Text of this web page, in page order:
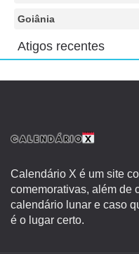
Goiânia
Atigos recentes
Calendário X é um site
comemorativas, além de
calendário lunar e caso
é o lugar certo.